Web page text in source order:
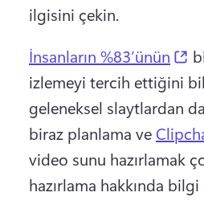
ilgisini çekin.
İnsanların %83’ünün
izlemeyi tercih ettiğini
geleneksel slaytlardan
biraz planlama ve
video sunu hazırlamak
hazırlama hakkında